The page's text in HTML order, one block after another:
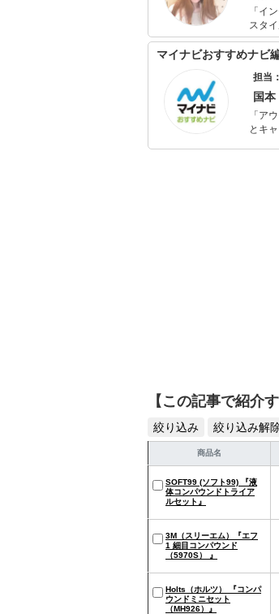
「イ
スタイルにて幅広く
を使っ
で、
マイナビおすすめナビ
担当
国本
「ア
とキ
【この記事で紹介
絞り込み 絞り込み解
商品名
SOFT99 (ソフト99) 『液
体コンパウンドトライア
ルセット』
3M（スリーエム）『エフ
1 細目コンパウンド
（5970S） 』
Holts（ホルツ） 『コンパ
ウンドミニセット
（MH926）』